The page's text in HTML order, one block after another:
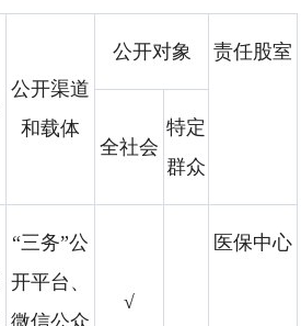
公开渠道
和载体
公开对象 责任股室
全社会
特定
群众
“三务”公
开平台、
微信公众
√
医保中心